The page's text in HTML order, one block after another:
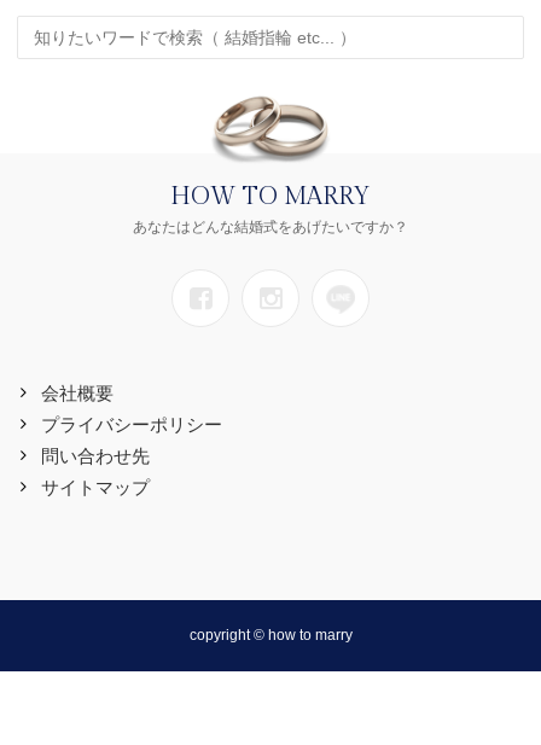
HOW TO MARRY
あなたはどんな結婚式をあげたいですか？
会社概要
プライバシーポリシー
問い合わせ先
サイトマップ
copyright © how to marry